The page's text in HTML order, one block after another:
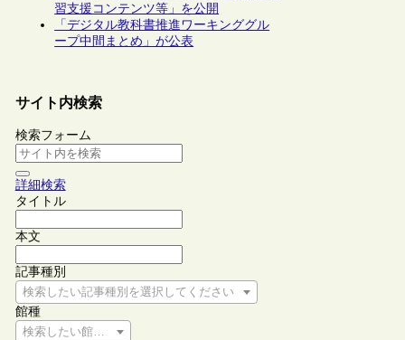
習支援コンテンツ等」を公開
「デジタル教科書推進ワーキンググル
ープ中間まとめ」が公表
サイト内検索
検索フォーム
詳細検索
タイトル
本文
記事種別
検索したい記事種別を選択してください
館種
検索したい館種を選択してください